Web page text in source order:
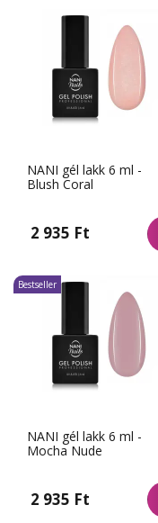
NANI gél lakk 6 ml -
Blush Coral
2 935 Ft
NANI gél lakk 6 ml -
Mocha Nude
2 935 Ft
Bestseller